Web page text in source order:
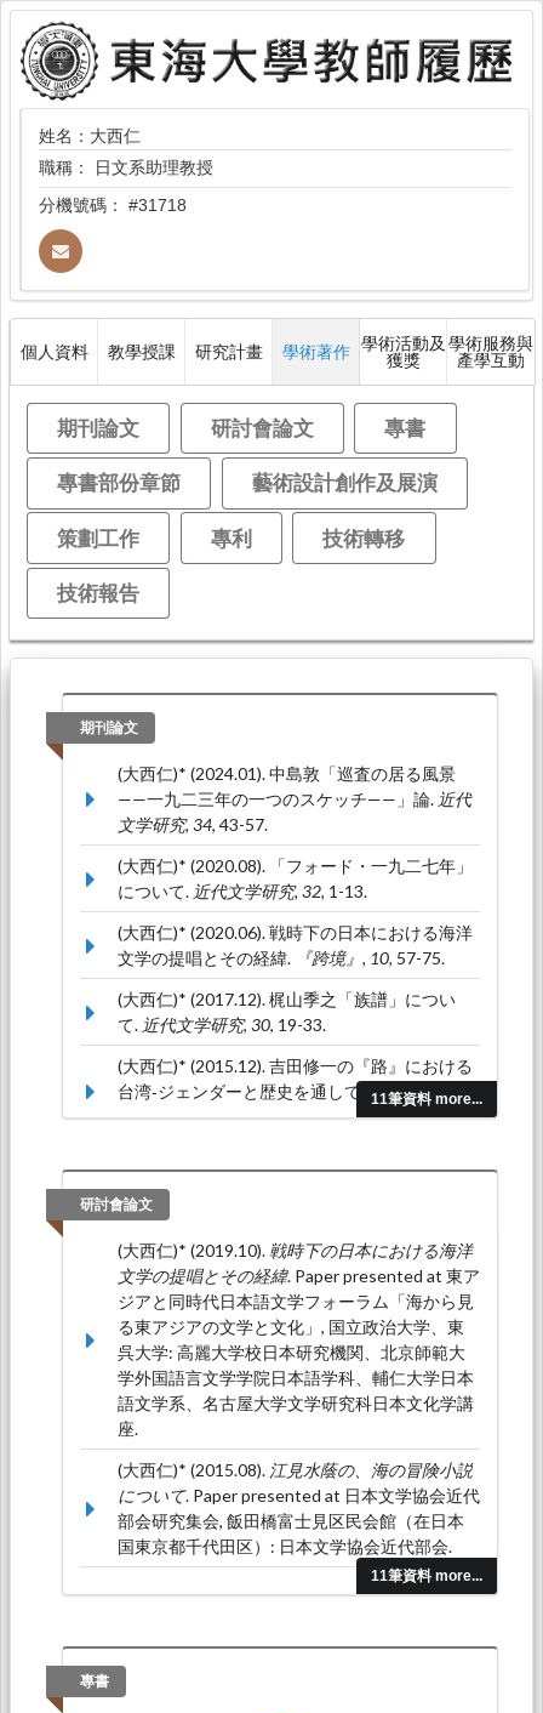
姓名：大西仁
職稱：
日文系助理教授
分機號碼： #31718
個人資料 教學授課 研究計畫 學術著作 學術活動及
獲獎
學術服務與
產學互動
期刊論文 研討會論文 專書
專書部份章節 藝術設計創作及展演
策劃工作 專利 技術轉移
技術報告
期刊論文
11筆資料 more...
(大西仁)* (2024.01). 中島敦「巡査の居る風景
——一九二三年の一つのスケッチ——」論. 近代
文学研究, 34, 43-57.
(大西仁)* (2020.08). 「フォード・一九二七年」
について. 近代文学研究, 32, 1-13.
(大西仁)* (2020.06). 戦時下の日本における海洋
文学の提唱とその経緯.
『跨境』, 10, 57-75.
(大西仁)* (2017.12). 梶山季之「族譜」につい
て. 近代文学研究, 30, 19-33.
(大西仁)* (2015.12). 吉田修一の『路』における
台湾‐ジェンダーと歴史を通して読む‐.淡江日本
論叢, 32, 139-161.
研討會論文
11筆資料 more...
(大西仁)* (2019.10).戦時下の日本における海洋
文学の提唱とその経緯. Paper presented at 東ア
ジアと同時代日本語文学フォーラム「海から見
る東アジアの文学と文化」, 国立政治大学、東
呉大学: 高麗大学校日本研究機関、北京師範大
学外国語言文学学院日本語学科、輔仁大学日本
語文学系、名古屋大学文学研究科日本文化学講
座.
(大西仁)* (2015.08). 江見水蔭の、海の冒険小説
について. Paper presented at 日本文学協会近代
部会研究集会, 飯田橋富士見区民会館（在日本
国東京都千代田区）: 日本文学協会近代部会.
小説における歴史への言及
語・記憶〉, 淡江大學覺生綜合大樓: 淡江大學日
本語文學系.
專書